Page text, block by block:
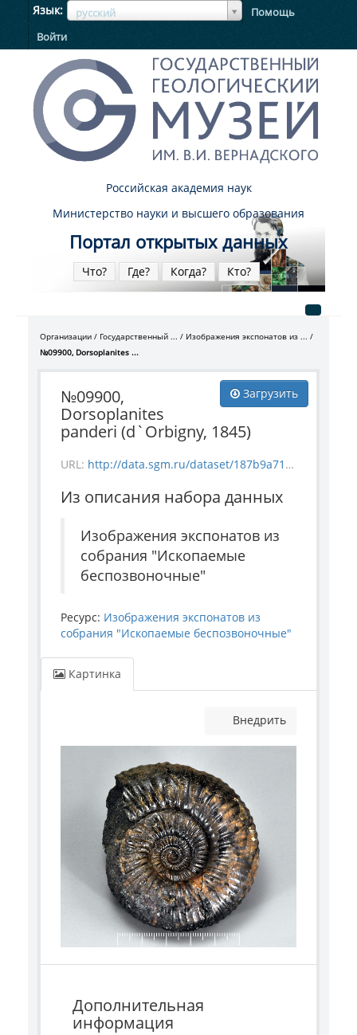
Язык русский
ЯзыкЯзык
Помощь
Войти
Российская академия наук
Министерство науки и высшего образования
Портал открытых данных
Что? Где? Когда? Кто?
Организации Государственный ...
Изображения экспонатов из ...
№09900, Dorsoplanites ...
Загрузить
№09900,
Dorsoplanites
panderi (d`Orbigny, 1845)
URL: http://data.sgm.ru/dataset/187b9a71-4c85-43ec-99fe-080bdf792007/resource/5b60bcab-b115-416c-b6f2-fac7c165ee92/download/invertebrate_9900.jpg
Из описания набора данных
Изображения экспонатов из
собрания "Ископаемые
беспозвоночные"
Ресурс: Изображения экспонатов из
собрания "Ископаемые беспозвоночные"
Картинка
Внедрить
Дополнительная
информация